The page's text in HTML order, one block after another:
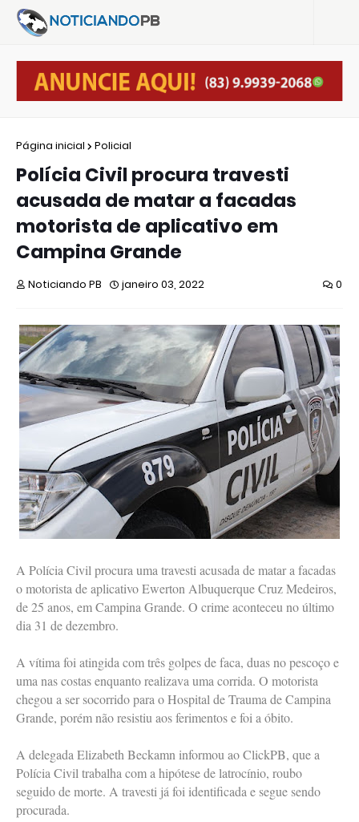
Página inicial Policial
Polícia Civil procura travesti
acusada de matar a facadas
motorista de aplicativo em
Campina Grande
Noticiando PB janeiro 03, 2022 0
A Polícia Civil procura uma travesti acusada de matar a facadas
o motorista de aplicativo Ewerton Albuquerque Cruz Medeiros,
de 25 anos, em Campina Grande. O crime aconteceu no último
dia 31 de dezembro.
A vítima foi atingida com três golpes de faca, duas no pescoço e
uma nas costas enquanto realizava uma corrida. O motorista
chegou a ser socorrido para o Hospital de Trauma de Campina
Grande, porém não resistiu aos ferimentos e foi a óbito.
A delegada Elizabeth Beckamn informou ao ClickPB, que a
Polícia Civil trabalha com a hipótese de latrocínio, roubo
seguido de morte. A travesti já foi identificada e segue sendo
procurada.